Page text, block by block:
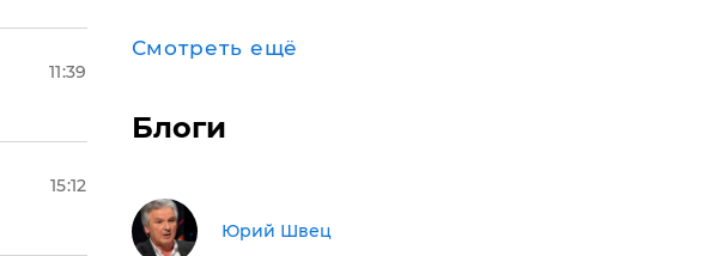
11:39
15:12
Смотреть ещё
Блоги
Юрий Швец